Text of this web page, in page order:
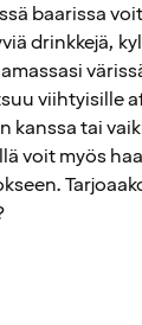
baarissa
drinkkejä,
viihtyisille
kanssa tai
voit myös